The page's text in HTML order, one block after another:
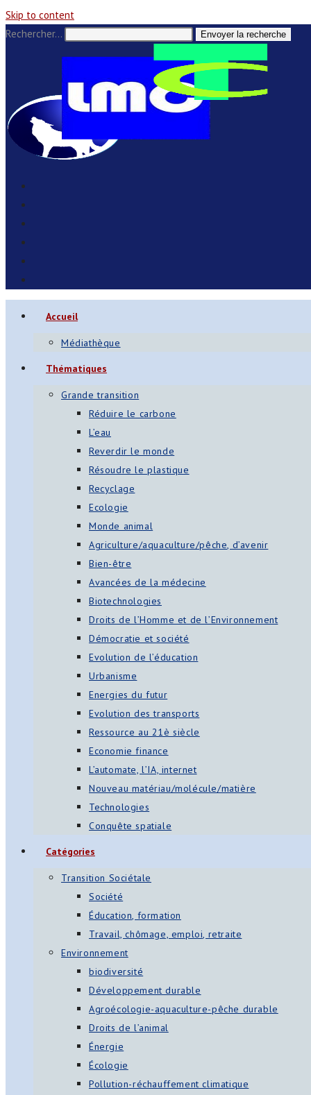
Skip to content
Rechercher…
Envoyer la recherche
Accueil
Médiathèque
Thématiques
Grande transition
Réduire le carbone
L’eau
Reverdir le monde
Résoudre le plastique
Recyclage
Ecologie
Monde animal
Agriculture/aquaculture/pêche, d’avenir
Bien-être
Avancées de la médecine
Biotechnologies
Droits de l’Homme et de l’Environnement
Démocratie et société
Evolution de l’éducation
Urbanisme
Energies du futur
Evolution des transports
Ressource au 21è siècle
Economie finance
L’automate, l’IA, internet
Nouveau matériau/molécule/matière
Technologies
Conquête spatiale
Catégories
Transition Sociétale
Société
Éducation, formation
Travail, chômage, emploi, retraite
Environnement
biodiversité
Développement durable
Agroécologie-aquaculture-pêche durable
Droits de l’animal
Énergie
Écologie
Pollution-réchauffement climatique